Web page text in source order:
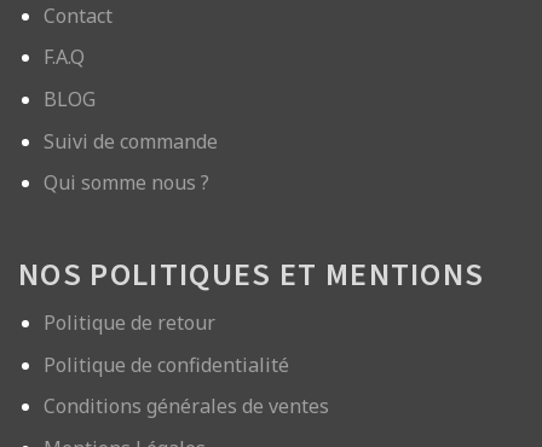
Contact
F.A.Q
BLOG
Suivi de commande
Qui somme nous ?
NOS POLITIQUES ET MENTIONS
Politique de retour
Politique de confidentialité
Conditions générales de ventes